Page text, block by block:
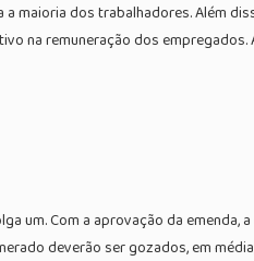
maioria dos trabalhadores. Além
na remuneração dos empregados.
um. Com a aprovação da emenda,
deverão ser gozados, em